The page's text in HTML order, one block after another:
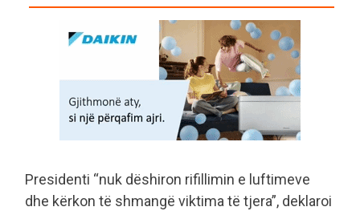
Presidenti “nuk dëshiron rifillimin e luftimeve
dhe kërkon të shmangë viktima të tjera”, deklaroi